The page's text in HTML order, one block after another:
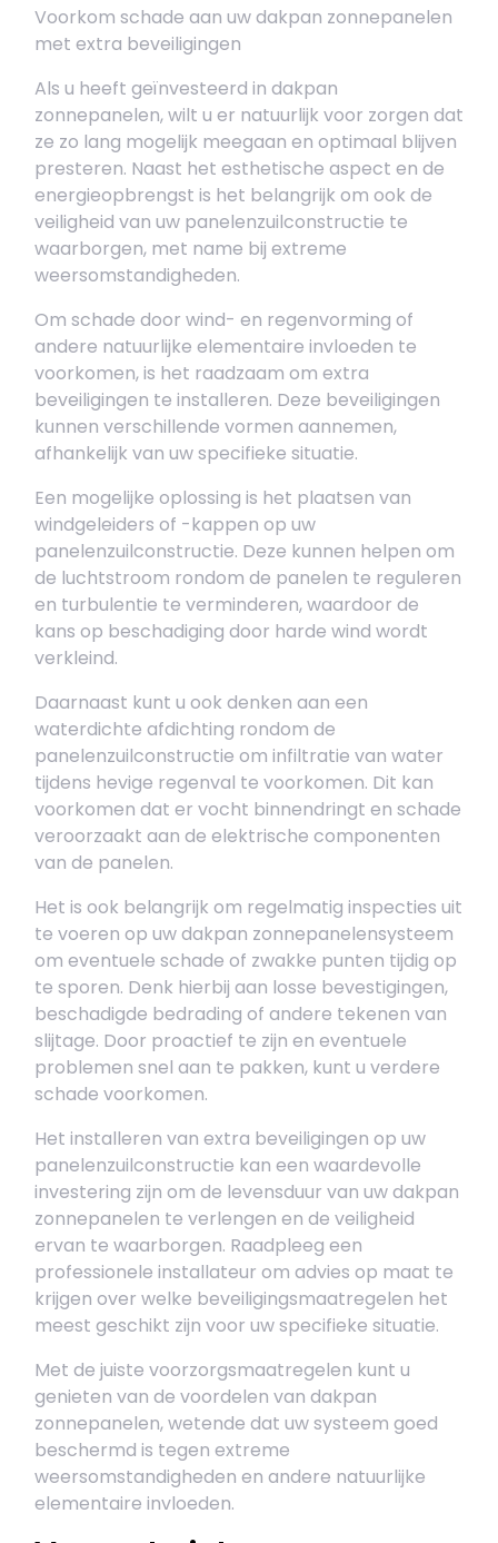
Voorkom schade aan uw dakpan zonnepanelen
met extra beveiligingen
Als u heeft geïnvesteerd in dakpan
zonnepanelen, wilt u er natuurlijk voor zorgen dat
ze zo lang mogelijk meegaan en optimaal blijven
presteren. Naast het esthetische aspect en de
energieopbrengst is het belangrijk om ook de
veiligheid van uw panelenzuilconstructie te
waarborgen, met name bij extreme
weersomstandigheden.
Om schade door wind- en regenvorming of
andere natuurlijke elementaire invloeden te
voorkomen, is het raadzaam om extra
beveiligingen te installeren. Deze beveiligingen
kunnen verschillende vormen aannemen,
afhankelijk van uw specifieke situatie.
Een mogelijke oplossing is het plaatsen van
windgeleiders of -kappen op uw
panelenzuilconstructie. Deze kunnen helpen om
de luchtstroom rondom de panelen te reguleren
en turbulentie te verminderen, waardoor de
kans op beschadiging door harde wind wordt
verkleind.
Daarnaast kunt u ook denken aan een
waterdichte afdichting rondom de
panelenzuilconstructie om infiltratie van water
tijdens hevige regenval te voorkomen. Dit kan
voorkomen dat er vocht binnendringt en schade
veroorzaakt aan de elektrische componenten
van de panelen.
Het is ook belangrijk om regelmatig inspecties uit
te voeren op uw dakpan zonnepanelensysteem
om eventuele schade of zwakke punten tijdig op
te sporen. Denk hierbij aan losse bevestigingen,
beschadigde bedrading of andere tekenen van
slijtage. Door proactief te zijn en eventuele
problemen snel aan te pakken, kunt u verdere
schade voorkomen.
Het installeren van extra beveiligingen op uw
panelenzuilconstructie kan een waardevolle
investering zijn om de levensduur van uw dakpan
zonnepanelen te verlengen en de veiligheid
ervan te waarborgen. Raadpleeg een
professionele installateur om advies op maat te
krijgen over welke beveiligingsmaatregelen het
meest geschikt zijn voor uw specifieke situatie.
Met de juiste voorzorgsmaatregelen kunt u
genieten van de voordelen van dakpan
zonnepanelen, wetende dat uw systeem goed
beschermd is tegen extreme
weersomstandigheden en andere natuurlijke
elementaire invloeden.